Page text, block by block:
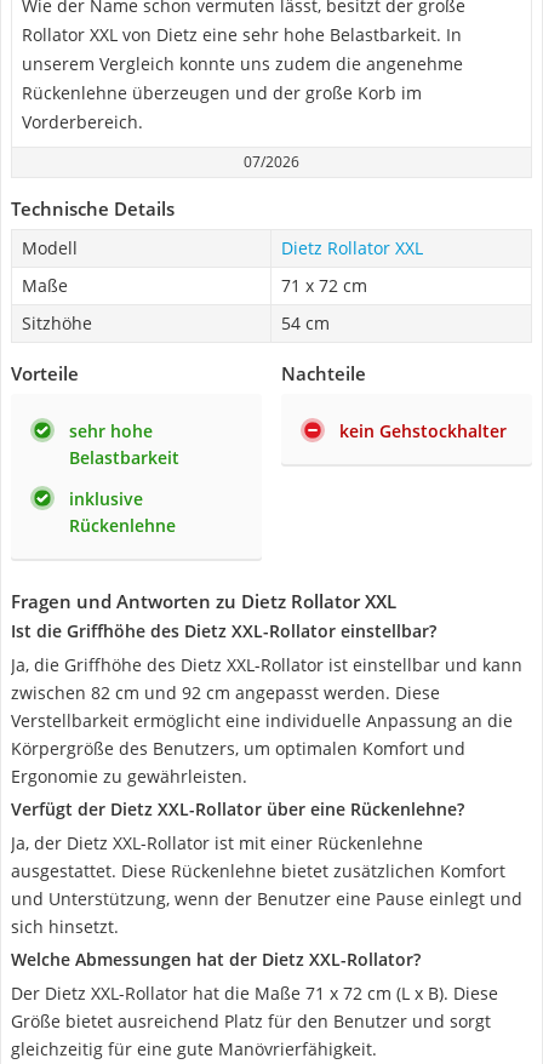
Wie der Name schon vermuten lässt, besitzt der große
Rollator XXL von Dietz eine sehr hohe Belastbarkeit. In
unserem Vergleich konnte uns zudem die angenehme
Rückenlehne überzeugen und der große Korb im
Vorderbereich.
07/2026
Technische Details
Modell
Dietz Rollator XXL
Maße
71 x 72 cm
Sitzhöhe
54 cm
Vorteile
sehr hohe
Belastbarkeit
inklusive
Rückenlehne
Nachteile
kein Gehstockhalter
Fragen und Antworten zu Dietz Rollator XXL
Ist die Griffhöhe des Dietz XXL-Rollator einstellbar?
Ja, die Griffhöhe des Dietz XXL-Rollator ist einstellbar und kann
zwischen 82 cm und 92 cm angepasst werden. Diese
Verstellbarkeit ermöglicht eine individuelle Anpassung an die
Körpergröße des Benutzers, um optimalen Komfort und
Ergonomie zu gewährleisten.
Verfügt der Dietz XXL-Rollator über eine Rückenlehne?
Ja, der Dietz XXL-Rollator ist mit einer Rückenlehne
ausgestattet. Diese Rückenlehne bietet zusätzlichen Komfort
und Unterstützung, wenn der Benutzer eine Pause einlegt und
sich hinsetzt.
Welche Abmessungen hat der Dietz XXL-Rollator?
Der Dietz XXL-Rollator hat die Maße 71 x 72 cm (L x B). Diese
Größe bietet ausreichend Platz für den Benutzer und sorgt
gleichzeitig für eine gute Manövrierfähigkeit.